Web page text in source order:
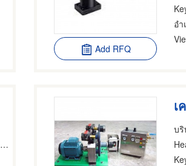
Add RFQ
อำ
เ
บ